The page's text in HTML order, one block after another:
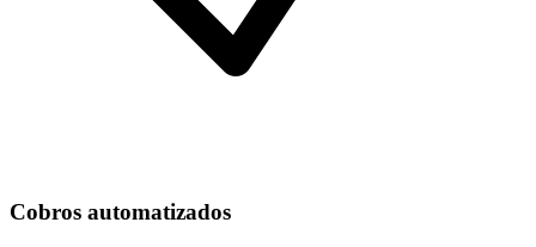
Cobros automatizados